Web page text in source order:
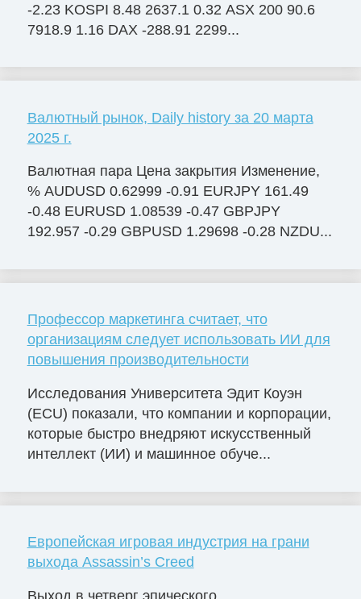
-2.23 KOSPI 8.48 2637.1 0.32 ASX 200 90.6
7918.9 1.16 DAX -288.91 2299...
Валютный рынок, Daily history за 20 марта
2025 г.
Валютная пара Цена закрытия Изменение,
% AUDUSD 0.62999 -0.91 EURJPY 161.49
-0.48 EURUSD 1.08539 -0.47 GBPJPY
192.957 -0.29 GBPUSD 1.29698 -0.28 NZDU...
Профессор маркетинга считает, что
организациям следует использовать ИИ для
повышения производительности
Исследования Университета Эдит Коуэн
(ECU) показали, что компании и корпорации,
которые быстро внедряют искусственный
интеллект (ИИ) и машинное обуче...
Европейская игровая индустрия на грани
выхода Assassin’s Creed
Выход в четверг эпического